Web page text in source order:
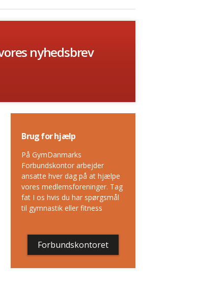
nyhedsbrev
Brug for hjælp
På GymDanmarks
Forbundskontor arbejder
ansatte hver dag på at hjælpe
vores medlemsforeninger. Tag
fat I os hvis du har spørgsmål
til gymnastik eller fitness
Forbundskontoret